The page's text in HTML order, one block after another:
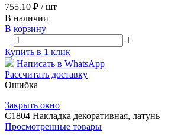
755.10 ₽ / шт
В наличии
В корзину
Купить в 1 клик
Написать в WhatsApp
Рассчитать доставку
Ошибка
Закрыть окно
C1804 Накладка декоративная, латунь
Просмотренные товары